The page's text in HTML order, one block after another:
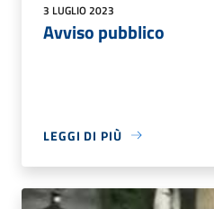
3 LUGLIO 2023
Avviso pubblico
LEGGI DI PIÙ